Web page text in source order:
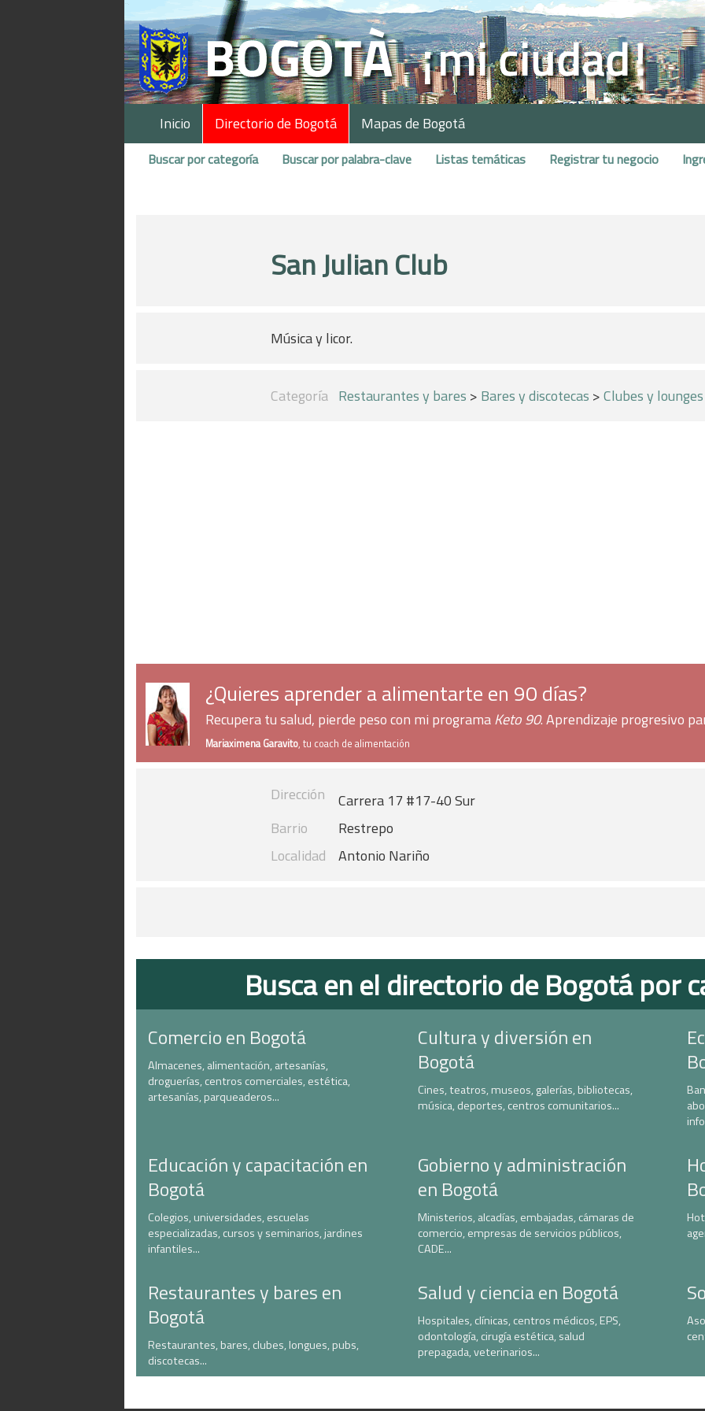
Inicio Directorio de Bogotá Mapas de Bogotá
Buscar por categoría Buscar por palabra-clave Listas temáticas Registrar tu negocio
San Julian Club
Música y licor.
Categoría Restaurantes y bares > Bares y discotecas >Clubes y lounges
¿Quieres aprender a alimentarte en 90 días?
Recupera tu salud, pierde peso con mi programaKeto 90. Aprendizaje progresivo
Mariaximena Garavito, tu coach de alimentación
Dirección
Carrera 17 #17-40 Sur
Barrio
Restrepo
Localidad
Antonio Nariño
Busca en el directorio de Bogotá por
Comercio en Bogotá
Almacenes, alimentación, artesanías,
droguerías, centros comerciales, estética,
artesanías, parqueaderos...
Cultura y diversión en
Bogotá
Cines, teatros, museos, galerías, bibliotecas,
música, deportes, centros comunitarios...
Educación y capacitación en
Bogotá
Colegios, universidades, escuelas
especializadas, cursos y seminarios, jardines
infantiles...
Gobierno y administración
en Bogotá
Ministerios, alcadías, embajadas, cámaras de
comercio, empresas de servicios públicos,
CADE...
Restaurantes y bares en
Bogotá
Restaurantes, bares, clubes, longues, pubs,
discotecas...
Salud y ciencia en Bogotá
Hospitales, clínicas, centros médicos, EPS,
odontología, cirugía estética, salud
prepagada, veterinarios...